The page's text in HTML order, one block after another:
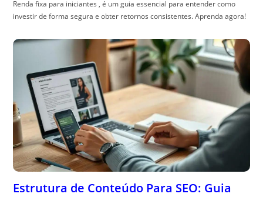
Renda fixa para iniciantes , é um guia essencial para entender como
investir de forma segura e obter retornos consistentes. Aprenda agora!
Estrutura de Conteúdo Para SEO: Guia